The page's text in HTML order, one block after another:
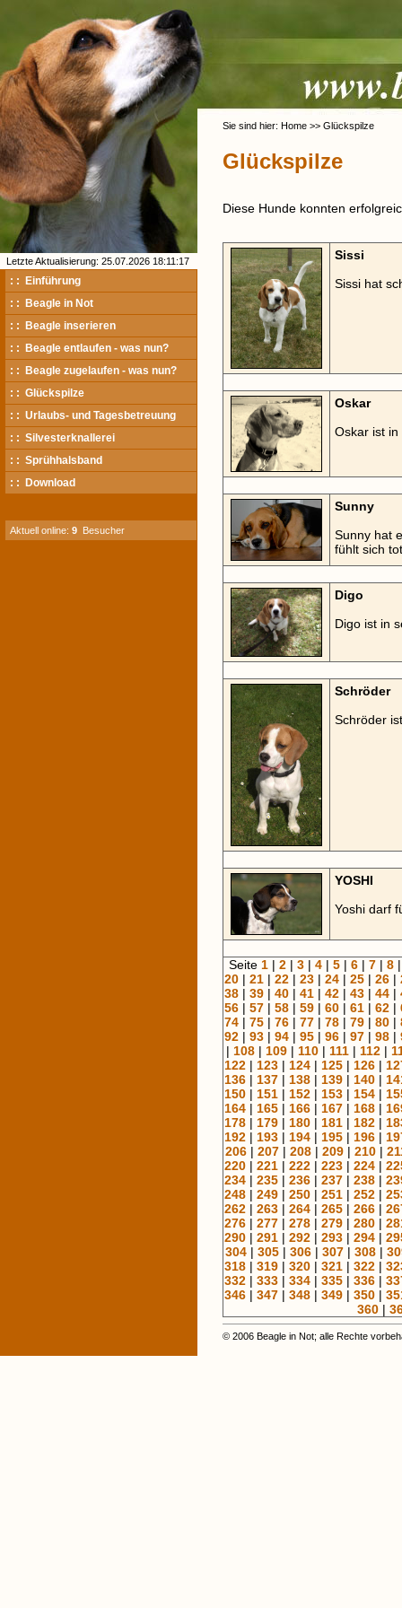
Letzte Aktualisierung: 25.07.2026 18:11:17
: : Einführung
: : Beagle in Not
: : Beagle inserieren
: : Beagle entlaufen - was nun?
: : Beagle zugelaufen - was nun?
: : Glückspilze
: : Urlaubs- und Tagesbetreuung
: : Silvesterknallerei
: : Sprühhalsband
: : Download
Aktuell online: 9 Besucher
Sie sind hier: Home >> Glückspilze
Glückspilze
Diese Hunde konnten
Sissi
Sissi hat
Oskar
Oskar ist
Sunny
Sunny hat
fühlt sich
Digo
Digo ist in
Schröder
Schröder
YOSHI
Yoshi darf
Seite 1| 2| 3| 4| 5| 6| 7| 8
20 | 21 | 22 | 23 | 24 | 25 | 26 |
38 | 39 | 40 | 41 | 42 | 43 | 44 |
56 | 57 | 58 | 59 | 60 | 61 | 62 |
74 | 75 | 76 | 77 | 78 | 79 | 80 |
92 | 93 | 94 | 95 | 96 | 97 | 98 |
| 108| 109| 110| 111| 112|
122 | 123 | 124 | 125 | 126 |
136 | 137 | 138 | 139 | 140 |
150 | 151 | 152 | 153 | 154 |
164 | 165 | 166 | 167 | 168 |
178 | 179 | 180 | 181 | 182 |
192 | 193 | 194 | 195 | 196 |
206| 207| 208| 209| 210|
220 | 221 | 222 | 223 | 224 |
234 | 235 | 236 | 237 | 238 |
248 | 249 | 250 | 251 | 252 |
262 | 263 | 264 | 265 | 266 |
276 | 277 | 278 | 279 | 280 |
290 | 291 | 292 | 293 | 294 |
304| 305| 306| 307| 308|
318 | 319 | 320 | 321 | 322 |
332 | 333 | 334 | 335 | 336 |
346 | 347 | 348 | 349 | 350 |
360 |
© 2006 Beagle in Not; alle Rechte